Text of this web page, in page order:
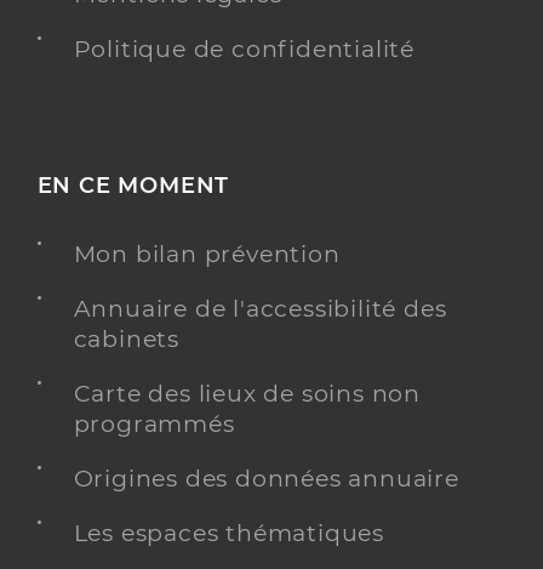
Politique de confidentialité
EN CE MOMENT
Mon bilan prévention
Annuaire de l'accessibilité des
cabinets
Carte des lieux de soins non
programmés
Origines des données annuaire
Les espaces thématiques